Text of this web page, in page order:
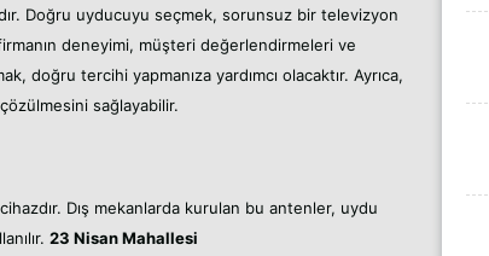
Doğru uyducuyu seçmek, sorunsuz bir televizyon
deneyimi, müşteri değerlendirmeleri ve
doğru tercihi yapmanıza yardımcı olacaktır. Ayrıca,
sağlayabilir.
Dış mekanlarda kurulan bu antenler, uydu
23 Nisan Mahallesi